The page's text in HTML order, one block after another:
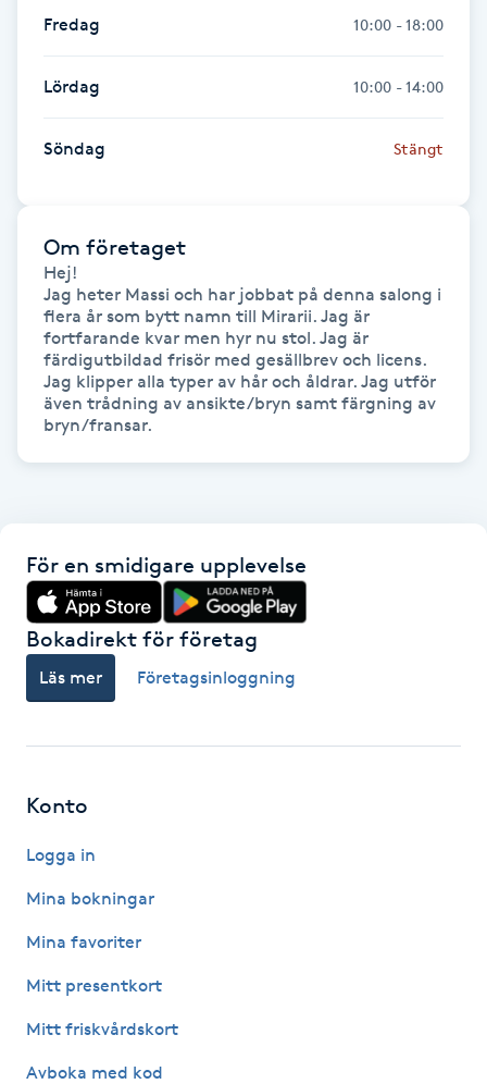
Healing
Herrklippning
HIFU
Hot Stone Massage
Hot yoga
Hudföryngring
Huduppstramning
Hyaluronsyra
Hyperhidros
Hypnos
Hårförlängning
Hårvård
Hälsprickor
Fredag 10:00 - 18:00
Lördag 10:00 - 14:00
Söndag Stängt
Om företaget
Hej!
Jag heter Massi och har jobbat på denna salong i
flera år som bytt namn till Mirarii. Jag är
fortfarande kvar men hyr nu stol. Jag är
färdigutbildad frisör med gesällbrev och licens.
Jag klipper alla typer av hår och åldrar. Jag utför
även trådning av ansikte/bryn samt färgning av
bryn/fransar.
För en smidigare upplevelse
Bokadirekt för företag
Läs mer Företagsinloggning
Konto
Logga in
Mina bokningar
Mina favoriter
Mitt presentkort
Mitt friskvårdskort
Avboka med kod